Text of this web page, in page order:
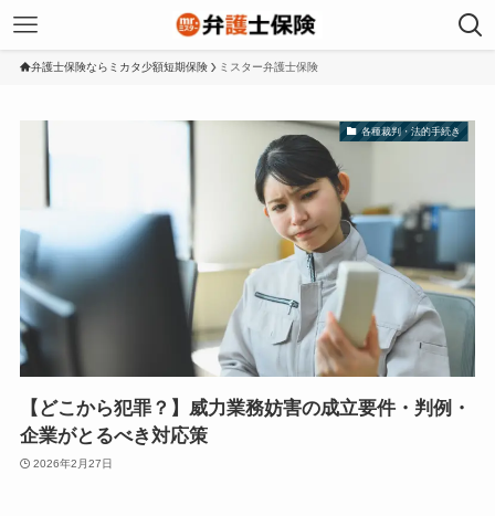
弁護士保険ならミカタ少額短期保険 ミスター弁護士保険
各種裁判・法的手続き
【どこから犯罪？】威力業務妨害の成立要件・判例・
企業がとるべき対応策
2026年2月27日